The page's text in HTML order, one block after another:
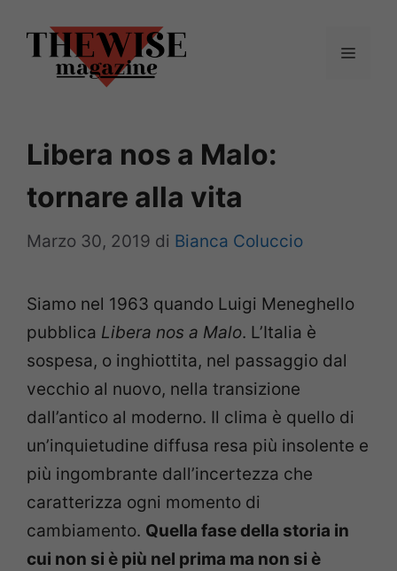
contenuto
Menu
Libera nos a Malo:
tornare alla vita
Marzo 30, 2019 di Bianca Coluccio
Siamo nel 1963 quando Luigi Meneghello
pubblica Libera nos a Malo. L’Italia è
sospesa, o inghiottita, nel passaggio dal
vecchio al nuovo, nella transizione
dall’antico al moderno. Il clima è quello di
un’inquietudine diffusa resa più insolente e
più ingombrante dall’incertezza che
caratterizza ogni momento di
cambiamento. Quella fase della storia in
cui non si è più nel prima ma non si è